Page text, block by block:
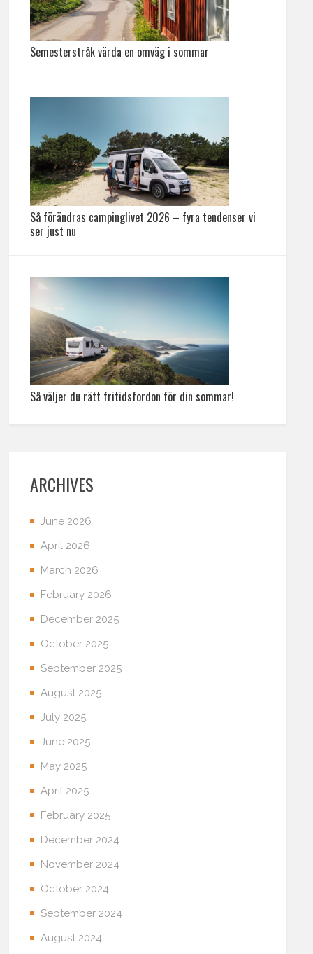
Semesterstråk värda en omväg i sommar
Så förändras campinglivet 2026 – fyra tendenser vi
ser just nu
Så väljer du rätt fritidsfordon för din sommar!
ARCHIVES
June 2026
April 2026
March 2026
February 2026
December 2025
October 2025
September 2025
August 2025
July 2025
June 2025
May 2025
April 2025
February 2025
December 2024
November 2024
October 2024
September 2024
August 2024